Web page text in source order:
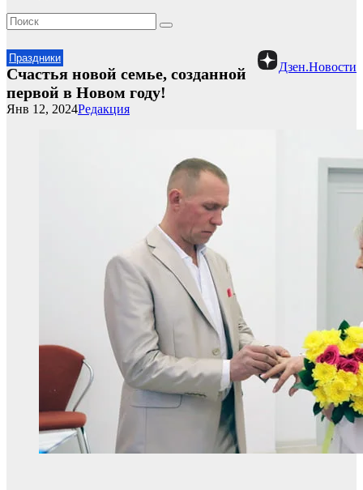
Праздники
Дзен.Новости
Счастья новой семье, созданной
первой в Новом году!
Редакция
Янв 12, 2024